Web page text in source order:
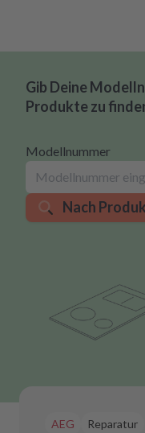
Gib Deine
Produkte zu
Modellnummer
Nach
AEG Reparatur